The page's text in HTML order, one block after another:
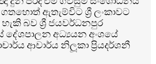
ඇතැම්විට ශ්‍රී ලංකාවට
බව ශ්‍රී ජයවර්ධනපුර
දේශපාලන අධ්‍යයන අංශයේ
ආචාර්ය නිලූකා ප්‍රියදර්ශනී